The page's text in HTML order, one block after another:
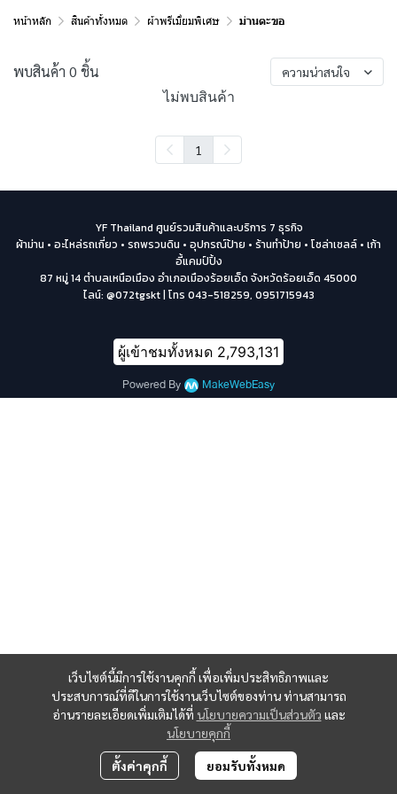
หน้าหลัก สินค้าทั้งหมด ผ้าพรีเมี่ยมพิเศษ ม่านตะขอ
พบสินค้า 0 ชิ้น ความน่าสนใจ
ไม่พบสินค้า
1
เว็บไซต์นี้มีการใช้งานคุกกี้ เพื่อเพิ่มประสิทธิภาพและ
ประสบการณ์ที่ดีในการใช้งานเว็บไซต์ของท่าน ท่านสามารถ
อ่านรายละเอียดเพิ่มเติมได้ที่ นโยบายความเป็นส่วนตัว และ
นโยบายคุกกี้
ตั้งค่าคุกกี้ ยอมรับทั้งหมด
YF Thailand ศูนย์รวมสินค้าและบริการ 7 ธุรกิจ
ผ้าม่าน • อะไหล่รถเกี่ยว • รถพรวนดิน • อุปกรณ์ป้าย • ร้านทำป้าย • โซล่าเซลล์ • เก้า
อี้แคมป์ปิ้ง
87 หมู่ 14 ตำบลเหนือเมือง อำเภอเมืองร้อยเอ็ด จังหวัดร้อยเอ็ด 45000
ไลน์: @072tgskt | โทร 043-518259, 0951715943
ผู้เข้าชมทั้งหมด 2,793,131
Powered By MakeWebEasy